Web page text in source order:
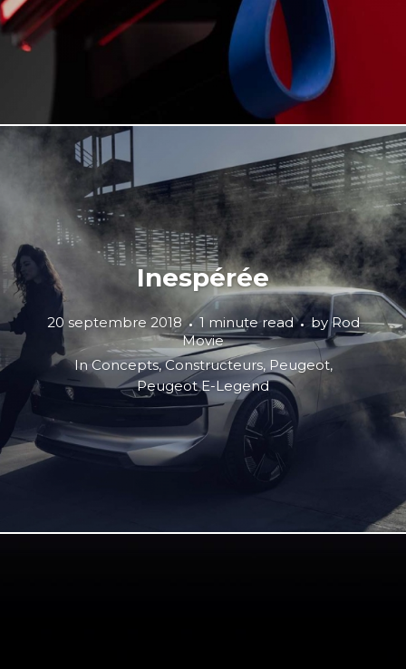
Inespérée
20 septembre 2018 1 minute read byRod
Movie
In Concepts,Constructeurs, Peugeot,
Peugeot E-Legend